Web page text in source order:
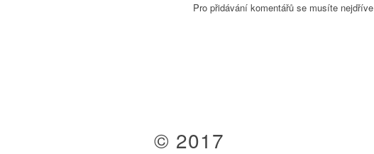
Pro přidávání komentářů se musíte nejdříve
© 2017